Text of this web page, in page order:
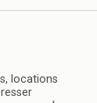
locations